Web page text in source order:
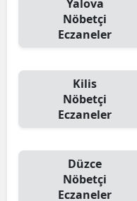
Yalova
Nöbetçi
Eczaneler
Kilis
Nöbetçi
Eczaneler
Düzce
Nöbetçi
Eczaneler